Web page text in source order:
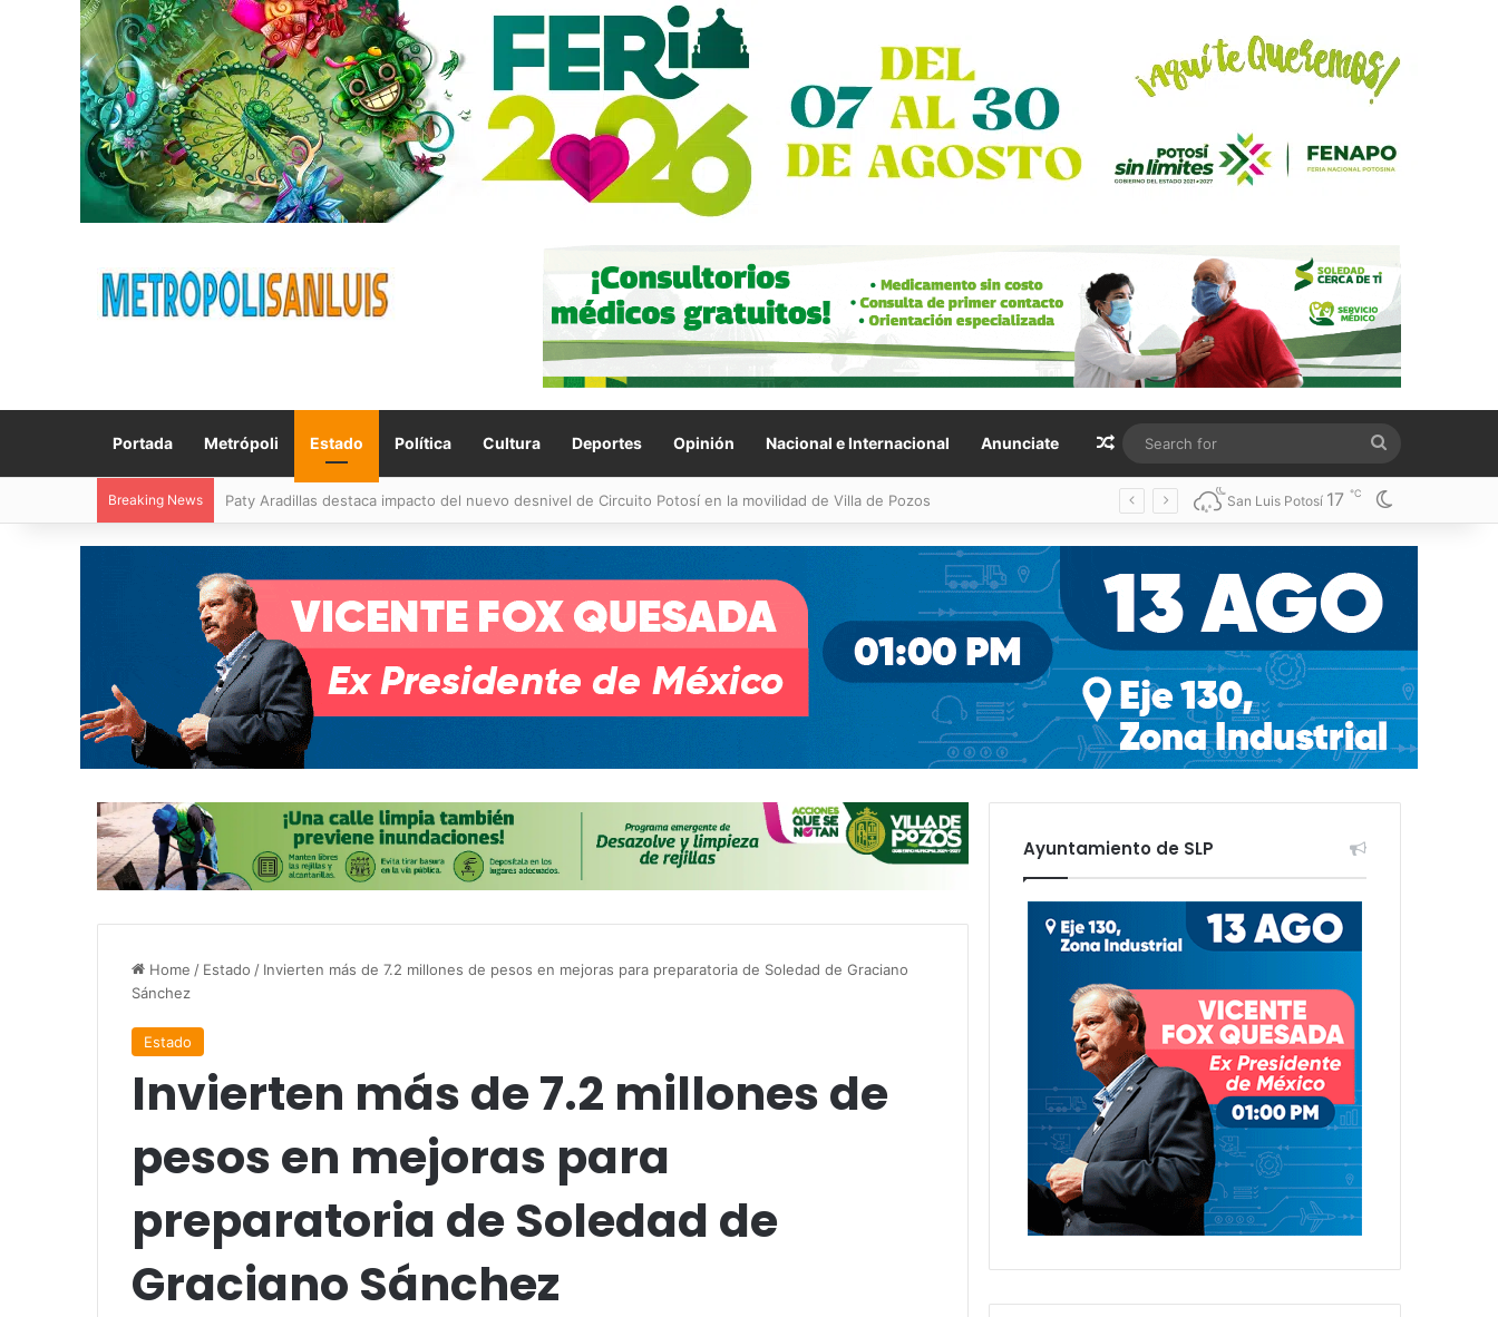
Portada Metrópoli Estado Política Cultura Deportes Opinión Nacional e Internacional Anunciate Random Article
for
Breaking News Villa de Pozos reporta reducción del 50 % en incendios forestales y de pastizales San Luis Potosí 17 ℃
Home / Estado / Invierten más de 7.2 millones de pesos en mejoras para preparatoria de Soledad de Graciano
Sánchez
Estado
Invierten más de 7.2 millones de
pesos en mejoras para
preparatoria de Soledad de
Graciano Sánchez
Ayuntamiento de SLP